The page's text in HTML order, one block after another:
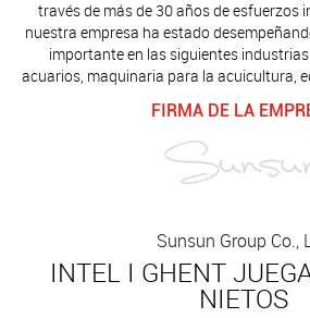
través de más de 30 años de esfuerzos
nuestra empresa ha estado
importante en las siguientes
acuarios, maquinaria para la acuicultura,
FIRMA DE LA
Sunsun Group Co.,
INTEL I GHENT
NIETOS